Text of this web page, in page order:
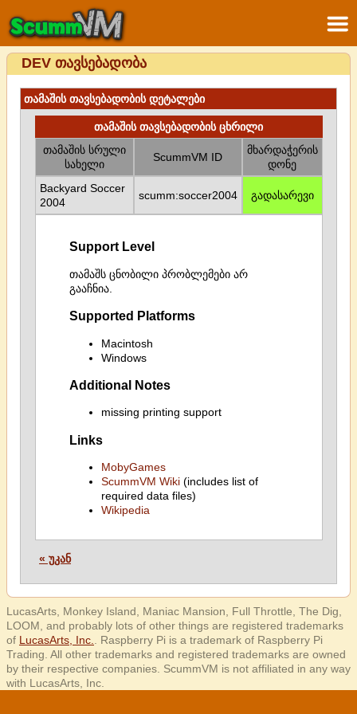
DEV თავსებადობა
თამაშის თავსებადობის დეტალები
თამაშის თავსებადობის ცხრილი
თამაშის სრული
სახელი
ScummVM ID
მხარდაჭერის
დონე
Backyard Soccer
2004
scumm:soccer2004 გადასარევი
Support Level
თამაშს ცნობილი პრობლემები არ
გააჩნია.
Supported Platforms
Macintosh
Windows
Additional Notes
missing printing support
Links
MobyGames
ScummVM Wiki(includes list of
required data files)
Wikipedia
« უკან
LucasArts, Monkey Island, Maniac Mansion, Full Throttle, The Dig,
LOOM, and probably lots of other things are registered trademarks
of LucasArts, Inc.
. Raspberry Pi is a trademark of Raspberry Pi
Trading. All other trademarks and registered trademarks are owned
by their respective companies. ScummVM is not affiliated in any way
with LucasArts, Inc.